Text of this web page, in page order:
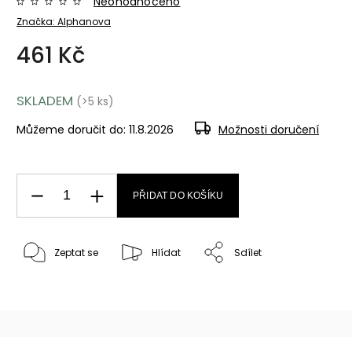
Značka: Alphanova
461 Kč
SKLADEM (>5 ks)
Můžeme doručit do: 11.8.2026 Možnosti doručení
PŘIDAT DO KOŠÍKU
Zeptat se Hlídat Sdílet